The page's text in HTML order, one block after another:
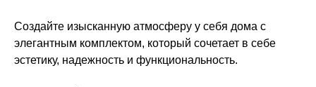
Создайте изысканную атмосферу у себя дома с
элегантным комплектом, который сочетает в себе
эстетику, надежность и функциональность.